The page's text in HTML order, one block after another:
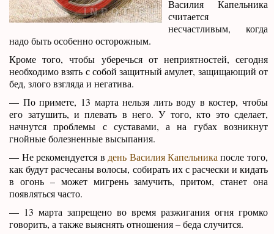
Василия Капельника
считается
несчастливым, когда
надо быть особенно осторожным.
Кроме того, чтобы уберечься от неприятностей, сегодня
необходимо взять с собой защитный амулет, защищающий от
бед, злого взгляда и негатива.
— По примете, 13 марта нельзя лить воду в костер, чтобы
его затушить, и плевать в него. У того, кто это сделает,
начнутся проблемы с суставами, а на губах возникнут
гнойные болезненные высыпания.
— Не рекомендуется в день Василия Капельника после того,
как будут расчесаны волосы, собирать их с расчески и кидать
в огонь – может мигрень замучить, притом, станет она
появляться часто.
— 13 марта запрещено во время разжигания огня громко
говорить, а также выяснять отношения – беда случится.